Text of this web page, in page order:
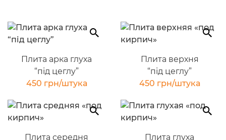
Плита арка глуха
“під цеглу”
450 грн/штука
Плита верхня
“під цеглу”
450 грн/штука
Плита середня
Плита глуха